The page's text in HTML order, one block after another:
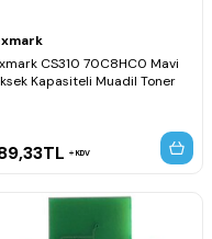
CS310 70C8HC0 Mavi
Kapasiteli Muadil Toner
TL KDV